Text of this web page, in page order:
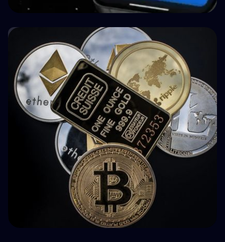
How BuyBack Protection Works in P2P
Lending (and What It Doesn't Do)